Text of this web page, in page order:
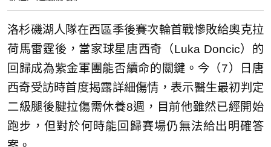
洛杉磯湖人隊在西區季後賽次輪首戰慘敗給奧克拉
荷馬雷霆後，當家球星唐西奇（Luka Doncic）的
回歸成為紫金軍團能否續命的關鍵。今（7）日唐
西奇受訪時首度揭露詳細傷情，表示醫生最初判定
二級腿後腱拉傷需休養8週，目前他雖然已經開始
跑步，但對於何時能回歸賽場仍無法給出明確答